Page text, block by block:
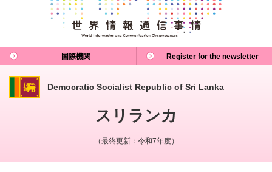
国際機関 Register for the newsletter
Democratic Socialist Republic of Sri Lanka
スリランカ
（最終更新：令和7年度）